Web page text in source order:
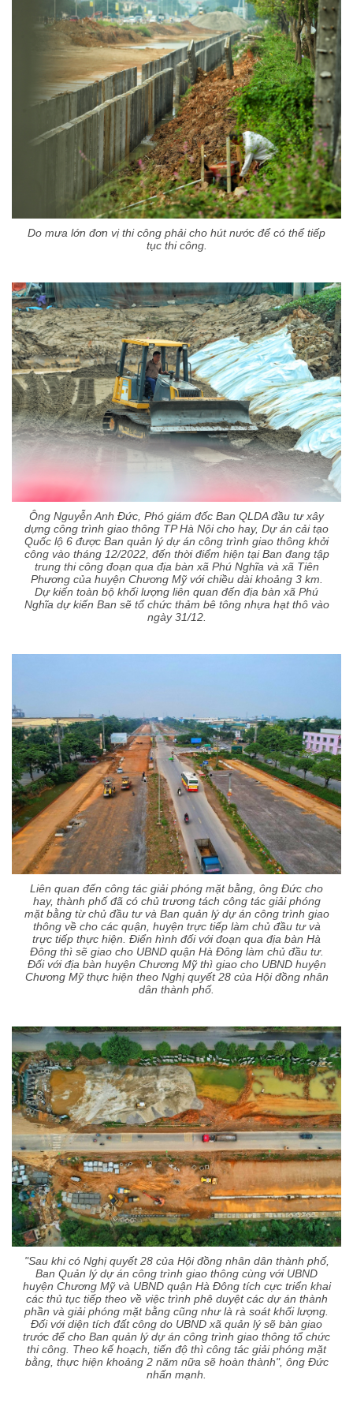
Do mưa lớn đơn vị thi công phải cho hút nước để có thể tiếp
tục thi công.
Ông Nguyễn Anh Đức, Phó giám đốc Ban QLDA đầu tư xây
dựng công trình giao thông TP Hà Nội cho hay, Dự án cải tạo
Quốc lộ 6 được Ban quản lý dự án công trình giao thông khởi
công vào tháng 12/2022, đến thời điểm hiện tại Ban đang tập
trung thi công đoạn qua địa bàn xã Phú Nghĩa và xã Tiên
Phương của huyện Chương Mỹ với chiều dài khoảng 3 km.
Dự kiến toàn bộ khối lượng liên quan đến địa bàn xã Phú
Nghĩa dự kiến Ban sẽ tổ chức thảm bê tông nhựa hạt thô vào
ngày 31/12.
Liên quan đến công tác giải phóng mặt bằng, ông Đức cho
hay, thành phố đã có chủ trương tách công tác giải phóng
mặt bằng từ chủ đầu tư và Ban quản lý dự án công trình giao
thông về cho các quận, huyện trực tiếp làm chủ đầu tư và
trực tiếp thực hiện. Điển hình đối với đoạn qua địa bàn Hà
Đông thì sẽ giao cho UBND quận Hà Đông làm chủ đầu tư.
Đối với địa bàn huyện Chương Mỹ thì giao cho UBND huyện
Chương Mỹ thực hiện theo Nghị quyết 28 của Hội đồng nhân
dân thành phố.
"Sau khi có Nghị quyết 28 của Hội đồng nhân dân thành phố,
Ban Quản lý dự án công trình giao thông cùng với UBND
huyện Chương Mỹ và UBND quận Hà Đông tích cực triển khai
các thủ tục tiếp theo về việc trình phê duyệt các dự án thành
phần và giải phóng mặt bằng cũng như là rà soát khối lượng.
Đối với diện tích đất công do UBND xã quản lý sẽ bàn giao
trước để cho Ban quản lý dự án công trình giao thông tổ chức
thi công. Theo kế hoạch, tiến độ thì công tác giải phóng mặt
bằng, thực hiện khoảng 2 năm nữa sẽ hoàn thành", ông Đức
nhấn mạnh.